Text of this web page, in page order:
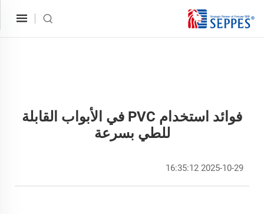
فوائد استخدام PVC في الأبواب القابلة
للطي بسرعة
2025-10-29 16:35:12